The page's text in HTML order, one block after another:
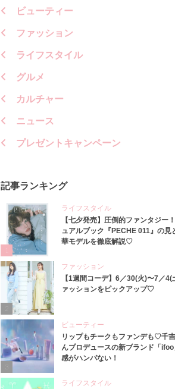
ビューティー
ファッション
ライフスタイル
グルメ
カルチャー
ニュース
プレゼントキャンペーン
記事ランキング
ライフスタイル
【七夕発売】圧倒的ファンタジー
ュアルブック『PECHE 011』の見
華モデルを徹底解説♡
ファッション
【1週間コーデ】6／30(火)〜7／4(
ァッションをピックアップ♡
3
ビューティー
リップもチークもファンデも♡千
んプロデュースの新ブランド「
感がハンパない！
ライフスタイル